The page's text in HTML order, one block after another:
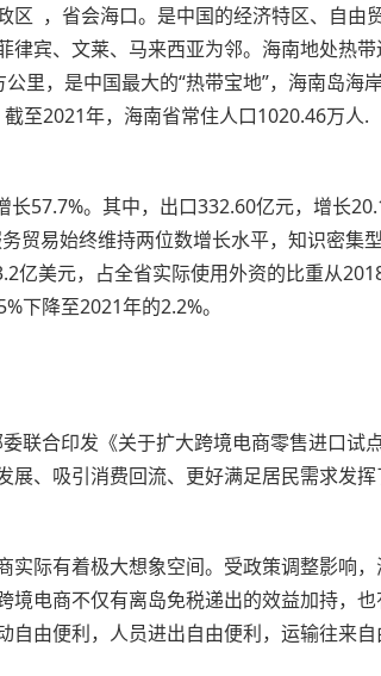
区 ，省会海口。是中国的经济特区、自
宾、文莱、马来西亚为邻。海南地处热
里，是中国最大的“热带宝地”，海南岛
至2021年，海南省常住人口1020.46万人.
57.7%。其中，出口332.60亿元，增长
贸易始终维持两位数增长水平，知识密
亿美元，占全省实际使用外资的比重从
下降至2021年的2.2%。
联合印发《关于扩大跨境电商零售进口
、吸引消费回流、更好满足居民需求发
际有着极大想象空间。受政策调整影响
电商不仅有离岛免税递出的效益加持，
由便利，人员进出自由便利，运输往来自